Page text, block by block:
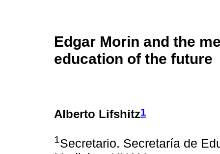
Edgar Morin and the
education of the future
Alberto Lifshitz1
1Secretario. Secretaría de